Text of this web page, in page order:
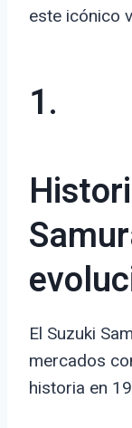
este icónico
1.
El Suzuki
mercados
historia en